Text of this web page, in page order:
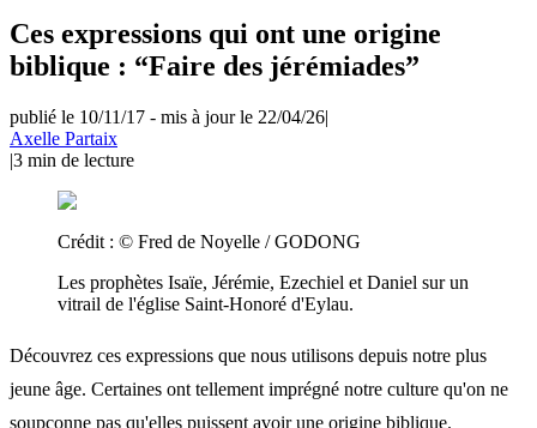
Ces expressions qui ont une origine
biblique : “Faire des jérémiades”
publié le 10/11/17 - mis à jour le 22/04/26|
Axelle Partaix
|3 min de lecture
Crédit : © Fred de Noyelle / GODONG
Les prophètes Isaïe, Jérémie, Ezechiel et Daniel sur un
vitrail de l'église Saint-Honoré d'Eylau.
Découvrez ces expressions que nous utilisons depuis notre plus
jeune âge. Certaines ont tellement imprégné notre culture qu'on ne
soupçonne pas qu'elles puissent avoir une origine biblique.